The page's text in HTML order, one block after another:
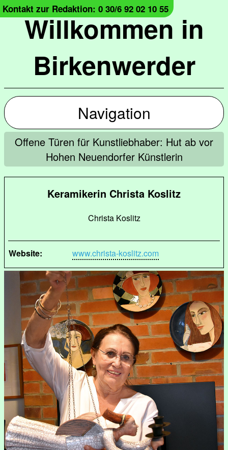
Willkommen in
Birkenwerder
Kontakt zur Redaktion: 0 30/6 92 02 10 55
Navigation
Offene Türen für Kunstliebhaber: Hut ab vor
Hohen Neuendorfer Künstlerin
Keramikerin Christa Koslitz
Christa Koslitz
Website: www.christa-koslitz.com